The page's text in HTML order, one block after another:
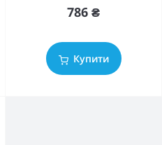
786 ₴
Купити